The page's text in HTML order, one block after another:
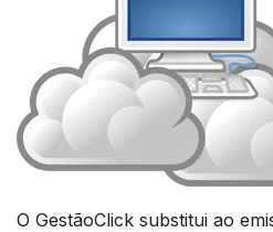
O GestãoClick substitui ao